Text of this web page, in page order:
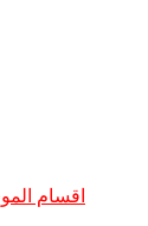
اقسام